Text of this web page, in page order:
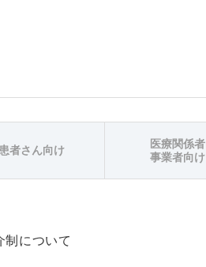
患者さん向け
医療関係者
事業者向け
制について